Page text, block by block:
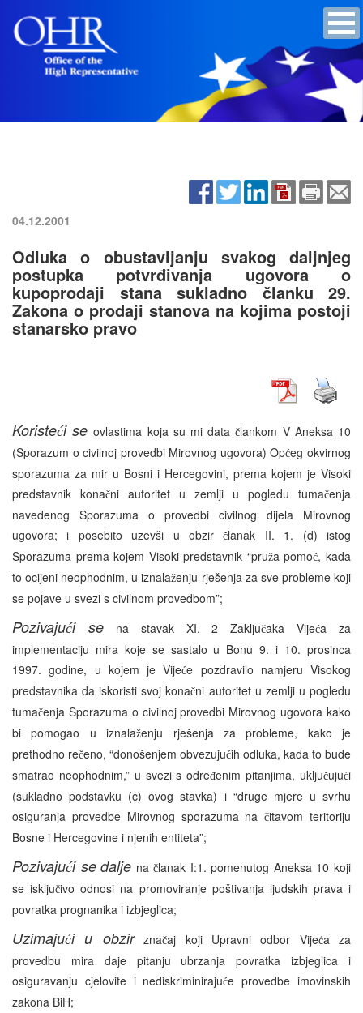
04.12.2001
Odluka o obustavljanju svakog daljnjeg
postupka potvrđivanja ugovora o
kupoprodaji stana sukladno članku 29.
Zakona o prodaji stanova na kojima postoji
stanarsko pravo
Koristeći se ovlastima koja su mi datačlankom V Aneksa 10
(Sporazum o civilnoj provedbi Mirovnog ugovora) Općeg okvirnog
sporazuma za mir u Bosni i Hercegovini, prema kojem je Visoki
predstavnik konačni autoritet u zemlji u pogledu tumačenja
navedenog Sporazuma o provedbi civilnog dijela Mirovnog
ugovora; i posebito uzevši u obzirčlanak II. 1. (d) istog
Sporazuma prema kojem Visoki predstavnik “pruža pomoć, kada
to ocijeni neophodnim, u iznalaženju rješenja za sve probleme koji
se pojave u svezi s civilnom provedbom”;
Pozivajući sena stavak XI. 2 Zaključaka Vijeća za
implementaciju mira koje se sastalo u Bonu 9. i 10. prosinca
1997. godine, u kojem je Vijeće pozdravilo namjeru Visokog
predstavnika da iskoristi svoj konačni autoritet u zemlji u pogledu
tumačenja Sporazuma o civilnoj provedbi Mirovnog ugovora kako
bi pomogao u iznalaženju rješenja za probleme, kako je
prethodno rečeno, “donošenjem obvezujućih odluka, kada to bude
smatrao neophodnim,” u svezi s određenim pitanjima, uključujući
(sukladno podstavku (c) ovog stavka) i “druge mjere u svrhu
osiguranja provedbe Mirovnog sporazuma načitavom teritoriju
Bosne i Hercegovine i njenih entiteta”;
Pozivajući se dalje načlanak I:1. pomenutog Aneksa 10 koji
se isključivo odnosi na promoviranje poštivanja ljudskih prava i
povratka prognanika i izbjeglica;
Uzimajući u obzirznačaj koji Upravni odbor Vijeća za
provedbu mira daje pitanju ubrzanja povratka izbjeglica i
osiguravanju cjelovite i nediskriminirajuće provedbe imovinskih
zakona BiH;